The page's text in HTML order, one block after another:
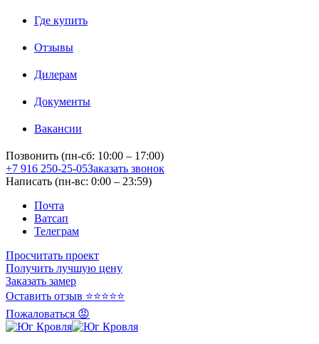
Где купить
Отзывы
Дилерам
Документы
Вакансии
Позвонить (пн-сб: 10:00 – 17:00)
+7 916 250-25-05Заказать звонок
Написать (пн-вс: 0:00 – 23:59)
Почта
Ватсап
Телеграм
Просчитать проект
Получить лучшую цену
Заказать замер
Оставить отзыв ⭐⭐⭐⭐⭐
Пожаловаться 😡